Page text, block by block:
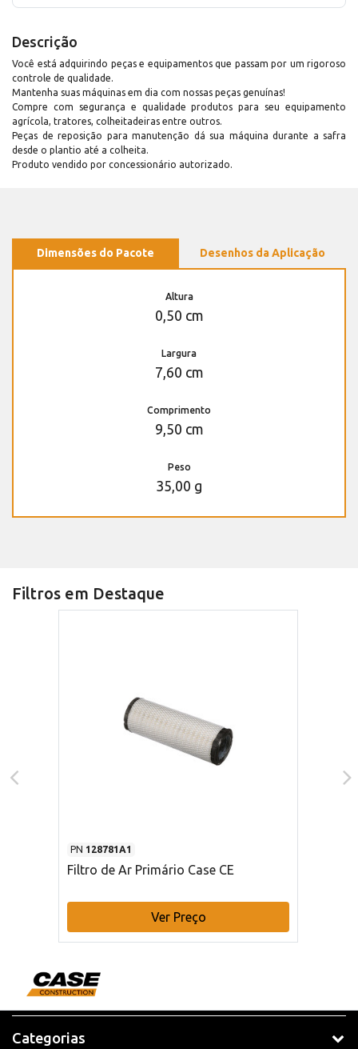
Descrição
Você está adquirindo peças e equipamentos que passam por um rigoroso
controle de qualidade.
Mantenha suas máquinas em dia com nossas peças genuínas!
Compre com segurança e qualidade produtos para seu equipamento
agrícola, tratores, colheitadeiras entre outros.
Peças de reposição para manutenção dá sua máquina durante a safra
desde o plantio até a colheita.
Produto vendido por concessionário autorizado.
Dimensões do Pacote Desenhos da Aplicação
Altura
0,50 cm
Largura
7,60 cm
Comprimento
9,50 cm
Peso
35,00 g
Filtros em Destaque
PN 128781A1
Filtro de Ar Primário Case CE
Ver Preço
Categorias